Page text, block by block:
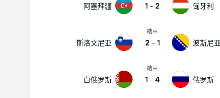
阿塞拜疆 1 - 2 匈牙利
斯洛文尼亚
結束
2 - 1 波斯尼
白俄罗斯
結束
1 - 4 俄罗斯